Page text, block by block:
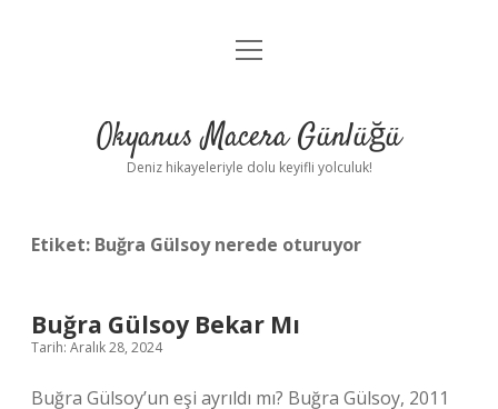
Anasayfa
Yasal Uyarı
menüyü
Okyanus Macera Günlüğü
Deniz hikayeleriyle dolu keyifli yolculuk!
Etiket: Buğra Gülsoy nerede oturuyor
Buğra Gülsoy Bekar Mı
Tarih: Aralık 28, 2024
Buğra Gülsoy’un eşi ayrıldı mı? Buğra Gülsoy, 2011